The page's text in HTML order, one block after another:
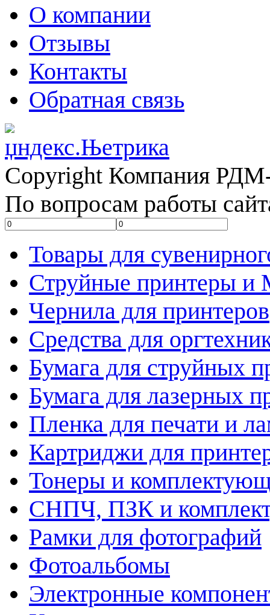
О компании
Отзывы
Контакты
Обратная связь
Copyright Компания
По вопросам работы
Товары для
Струйные принтеры
Чернила для принтеров
Средства для
Бумага для струйных
Бумага для лазерных
Пленка для печати и
Картриджи для
Тонеры и
СНПЧ, ПЗК и
Рамки для фотографий
Фотоальбомы
Электронные